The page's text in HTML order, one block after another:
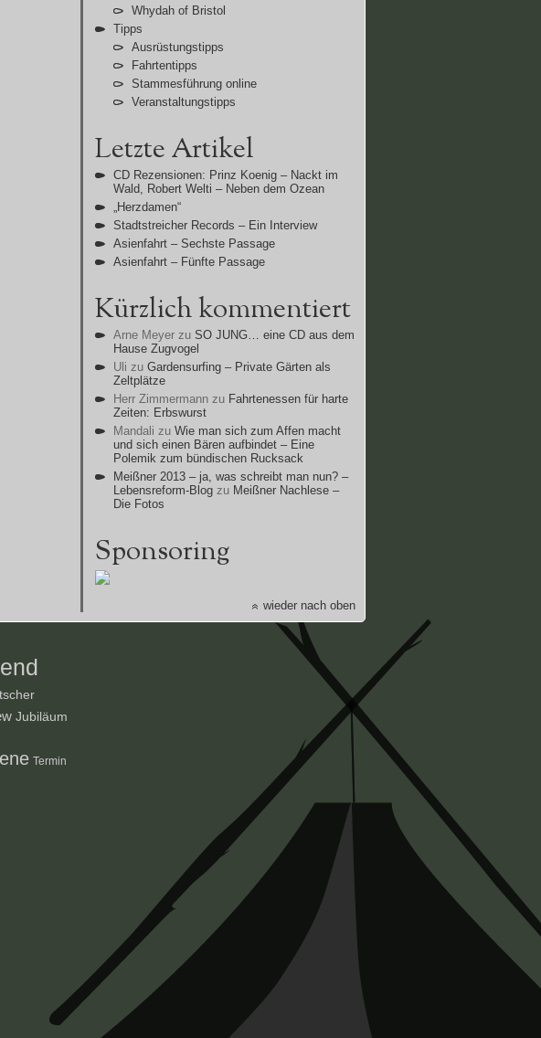
Whydah of Bristol
Tipps
Ausrüstungstipps
Fahrtentipps
Stammesführung online
Veranstaltungstipps
Letzte Artikel
CD Rezensionen: Prinz Koenig – Nackt im
Wald, Robert Welti – Neben dem Ozean
„Herzdamen“
Stadtstreicher Records – Ein Interview
Asienfahrt – Sechste Passage
Asienfahrt – Fünfte Passage
Kürzlich kommentiert
Arne Meyer zu SO JUNG… eine CD aus dem
Hause Zugvogel
Uli zu Gardensurfing – Private Gärten als
Zeltplätze
Herr Zimmermann zu Fahrtenessen für harte
Zeiten: Erbswurst
Mandali zu Wie man sich zum Affen macht
und sich einen Bären aufbindet – Eine
Polemik zum bündischen Rucksack
Meißner 2013 – ja, was schreibt man nun? –
Lebensreform-Blog zu Meißner Nachlese –
Die Fotos
Sponsoring
wieder nach oben
Jubiläum
Termin